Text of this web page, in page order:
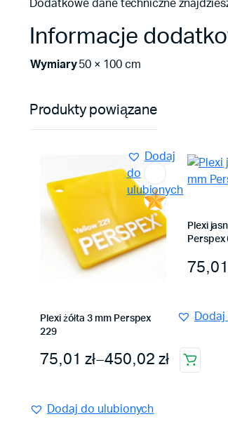
Dodatkowe dane techniczne
Informacje
Wymiary 50 × 100 cm
Produkty powiązane
Dodaj
do
ulubionych
Plexi żółta 3 mm Perspex
229
75,01 zł–450,02 zł
Zakres cen: od 75,01 zł do
Ten
wiele
Dodaj do ulubionych
Plexi
Perspex
75,01
Ten
wiele
Opcje
można